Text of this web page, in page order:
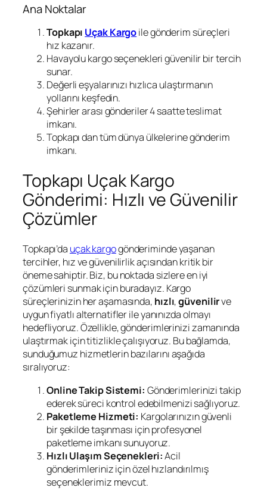
Ana Noktalar
Topkapı Uçak Kargoile gönderim süreçleri
hız kazanır.
Havayolu kargo seçenekleri güvenilir bir tercih
sunar.
Değerli eşyalarınızı hızlıca ulaştırmanın
yollarını keşfedin.
Şehirler arası gönderiler 4 saatte teslimat
imkanı.
Topkapı dan tüm dünya ülkelerine gönderim
imkanı.
Topkapı Uçak Kargo
Gönderimi: Hızlı ve Güvenilir
Çözümler
Topkapı’da uçak kargogönderiminde yaşanan
tercihler, hız ve güvenilirlik açısından kritik bir
öneme sahiptir. Biz, bu noktada sizlere en iyi
çözümleri sunmak için buradayız. Kargo
süreçlerinizin her aşamasında, hızlı,güvenilirve
uygun fiyatlı alternatifler ile yanınızda olmayı
hedefliyoruz. Özellikle, gönderimlerinizi zamanında
ulaştırmak için titizlikle çalışıyoruz. Bu bağlamda,
sunduğumuz hizmetlerin bazılarını aşağıda
sıralıyoruz:
Online Takip Sistemi: Gönderimlerinizi takip
ederek süreci kontrol edebilmenizi sağlıyoruz.
Paketleme Hizmeti: Kargolarınızın güvenli
bir şekilde taşınması için profesyonel
paketleme imkanı sunuyoruz.
Hızlı Ulaşım Seçenekleri:Acil
gönderimleriniz için özel hızlandırılmış
seçeneklerimiz mevcut.